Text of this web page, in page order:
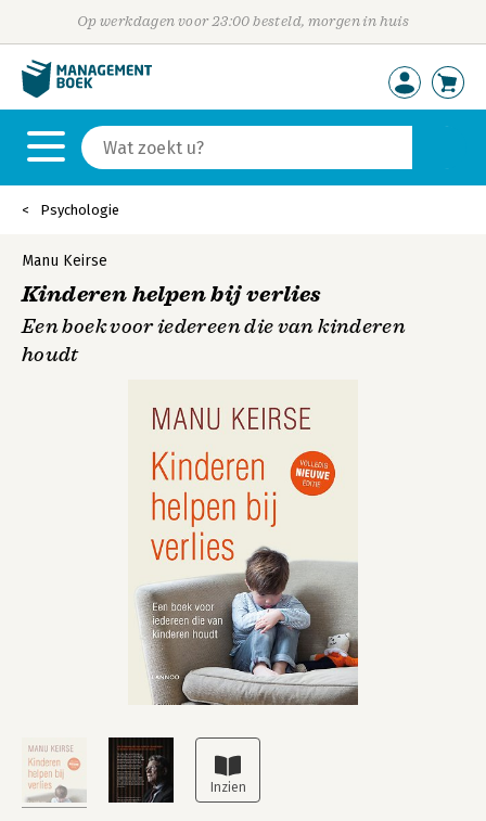
Op werkdagen voor 23:00 besteld, morgen in huis
Psychologie
Manu Keirse
Kinderen helpen bij verlies
Een boek voor iedereen die van kinderen
houdt